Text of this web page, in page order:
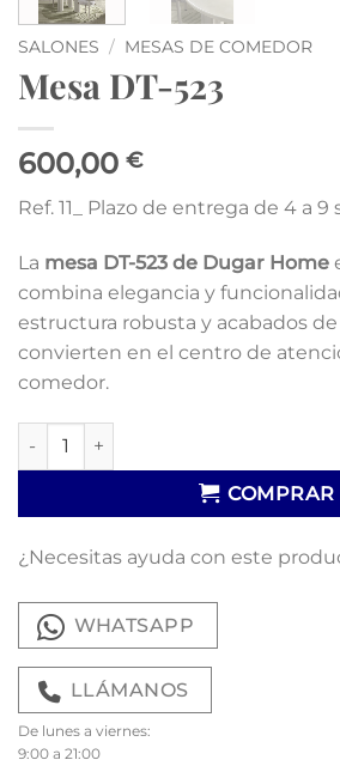
SALONES / MESAS DE COMEDOR
Mesa DT-523
600,00 €
Ref. 11_ Plazo de entrega de 4 a 9
La mesa DT-523 de Dugar Home
combina elegancia y
estructura robusta y acabados
convierten en el centro de
comedor.
Mesa DT-523 cantidad
COMPRAR
¿Necesitas ayuda con este
WHATSAPP
LLÁMANOS
De lunes a viernes:
9:00 a 21:00